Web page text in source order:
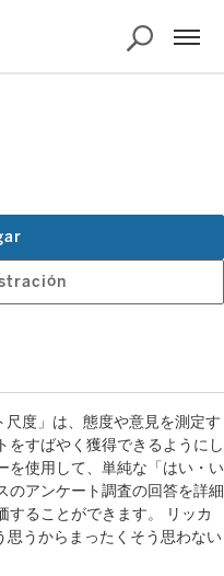
度」は、態度や意見を測定す
をすばやく獲得できるようにし
を使用して、単純な「はい・い
のアンケート調査の回答を詳細
することができます。 リッカ
うからまったくそう思わない